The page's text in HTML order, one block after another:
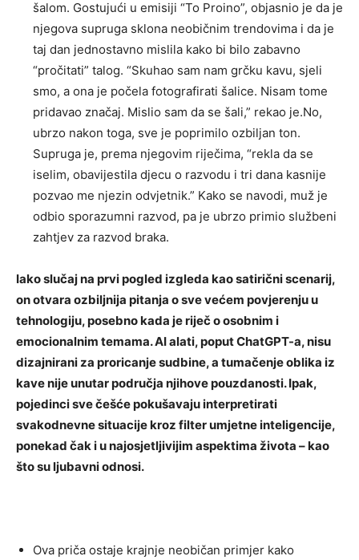
šalom. Gostujući u emisiji “To Proino”, objasnio je da je
njegova supruga sklona neobičnim trendovima i da je
taj dan jednostavno mislila kako bi bilo zabavno
“pročitati” talog. “Skuhao sam nam grčku kavu, sjeli
smo, a ona je počela fotografirati šalice. Nisam tome
pridavao značaj. Mislio sam da se šali,” rekao je.No,
ubrzo nakon toga, sve je poprimilo ozbiljan ton.
Supruga je, prema njegovim riječima, “rekla da se
iselim, obavijestila djecu o razvodu i tri dana kasnije
pozvao me njezin odvjetnik.” Kako se navodi, muž je
odbio sporazumni razvod, pa je ubrzo primio službeni
zahtjev za razvod braka.
Iako slučaj na prvi pogled izgleda kao satirični scenarij,
on otvara ozbiljnija pitanja o sve većem povjerenju u
tehnologiju, posebno kada je riječ o osobnim i
emocionalnim temama. AI alati, poput ChatGPT-a, nisu
dizajnirani za proricanje sudbine, a tumačenje oblika iz
kave nije unutar područja njihove pouzdanosti. Ipak,
pojedinci sve češće pokušavaju interpretirati
svakodnevne situacije kroz filter umjetne inteligencije,
ponekad čak i u najosjetljivijim aspektima života – kao
što su ljubavni odnosi.
Ova priča ostaje krajnje neobičan primjer kako